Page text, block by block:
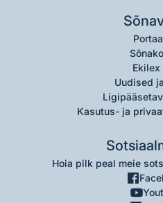
Ekilex
Uudised
Kasutus- ja
Hoia pilk peal meie